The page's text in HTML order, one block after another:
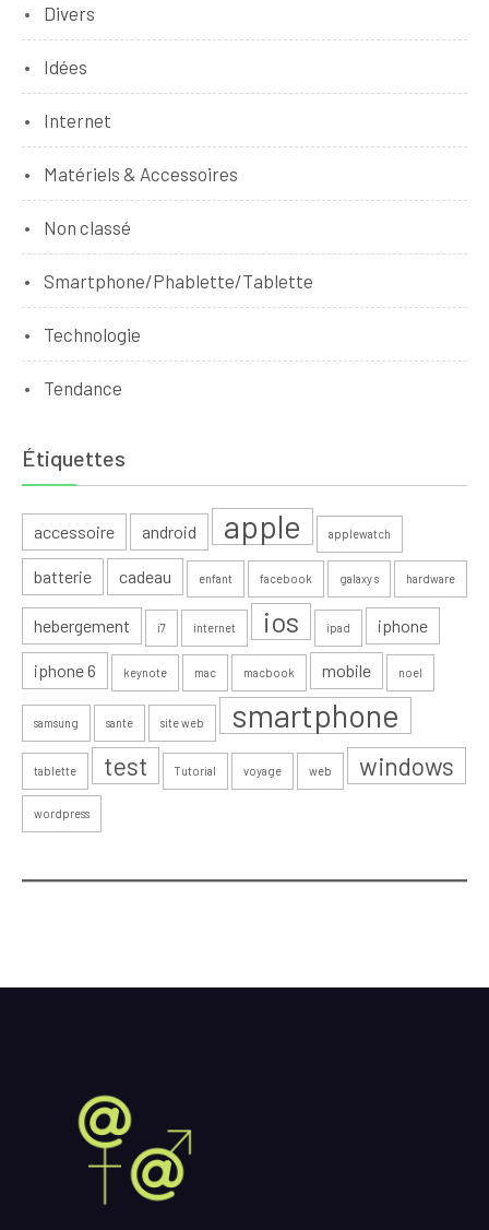
Divers
Idées
Internet
Matériels & Accessoires
Non classé
Smartphone/Phablette/Tablette
Technologie
Tendance
Étiquettes
accessoire android apple applewatch
batterie cadeau enfant facebook galaxy s hardware
hebergement i7 internet ios ipad iphone
iphone 6 keynote mac macbook mobile noel
samsung sante site web smartphone
tablette test Tutorial voyage web windows
wordpress